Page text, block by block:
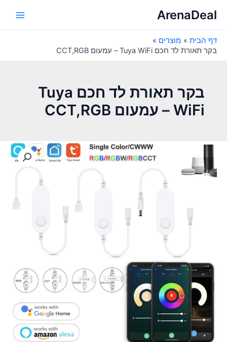
לתוכןArenaDeal
דף הבית
מוצרים
בקר תאורת לד חכם Tuya WiFi – עמעום CCT,RGB
בקר תאורת לד חכם Tuya
WiFi – עמעום CCT,RGB